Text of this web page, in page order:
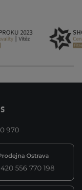
970
Ostrava
556 770 198